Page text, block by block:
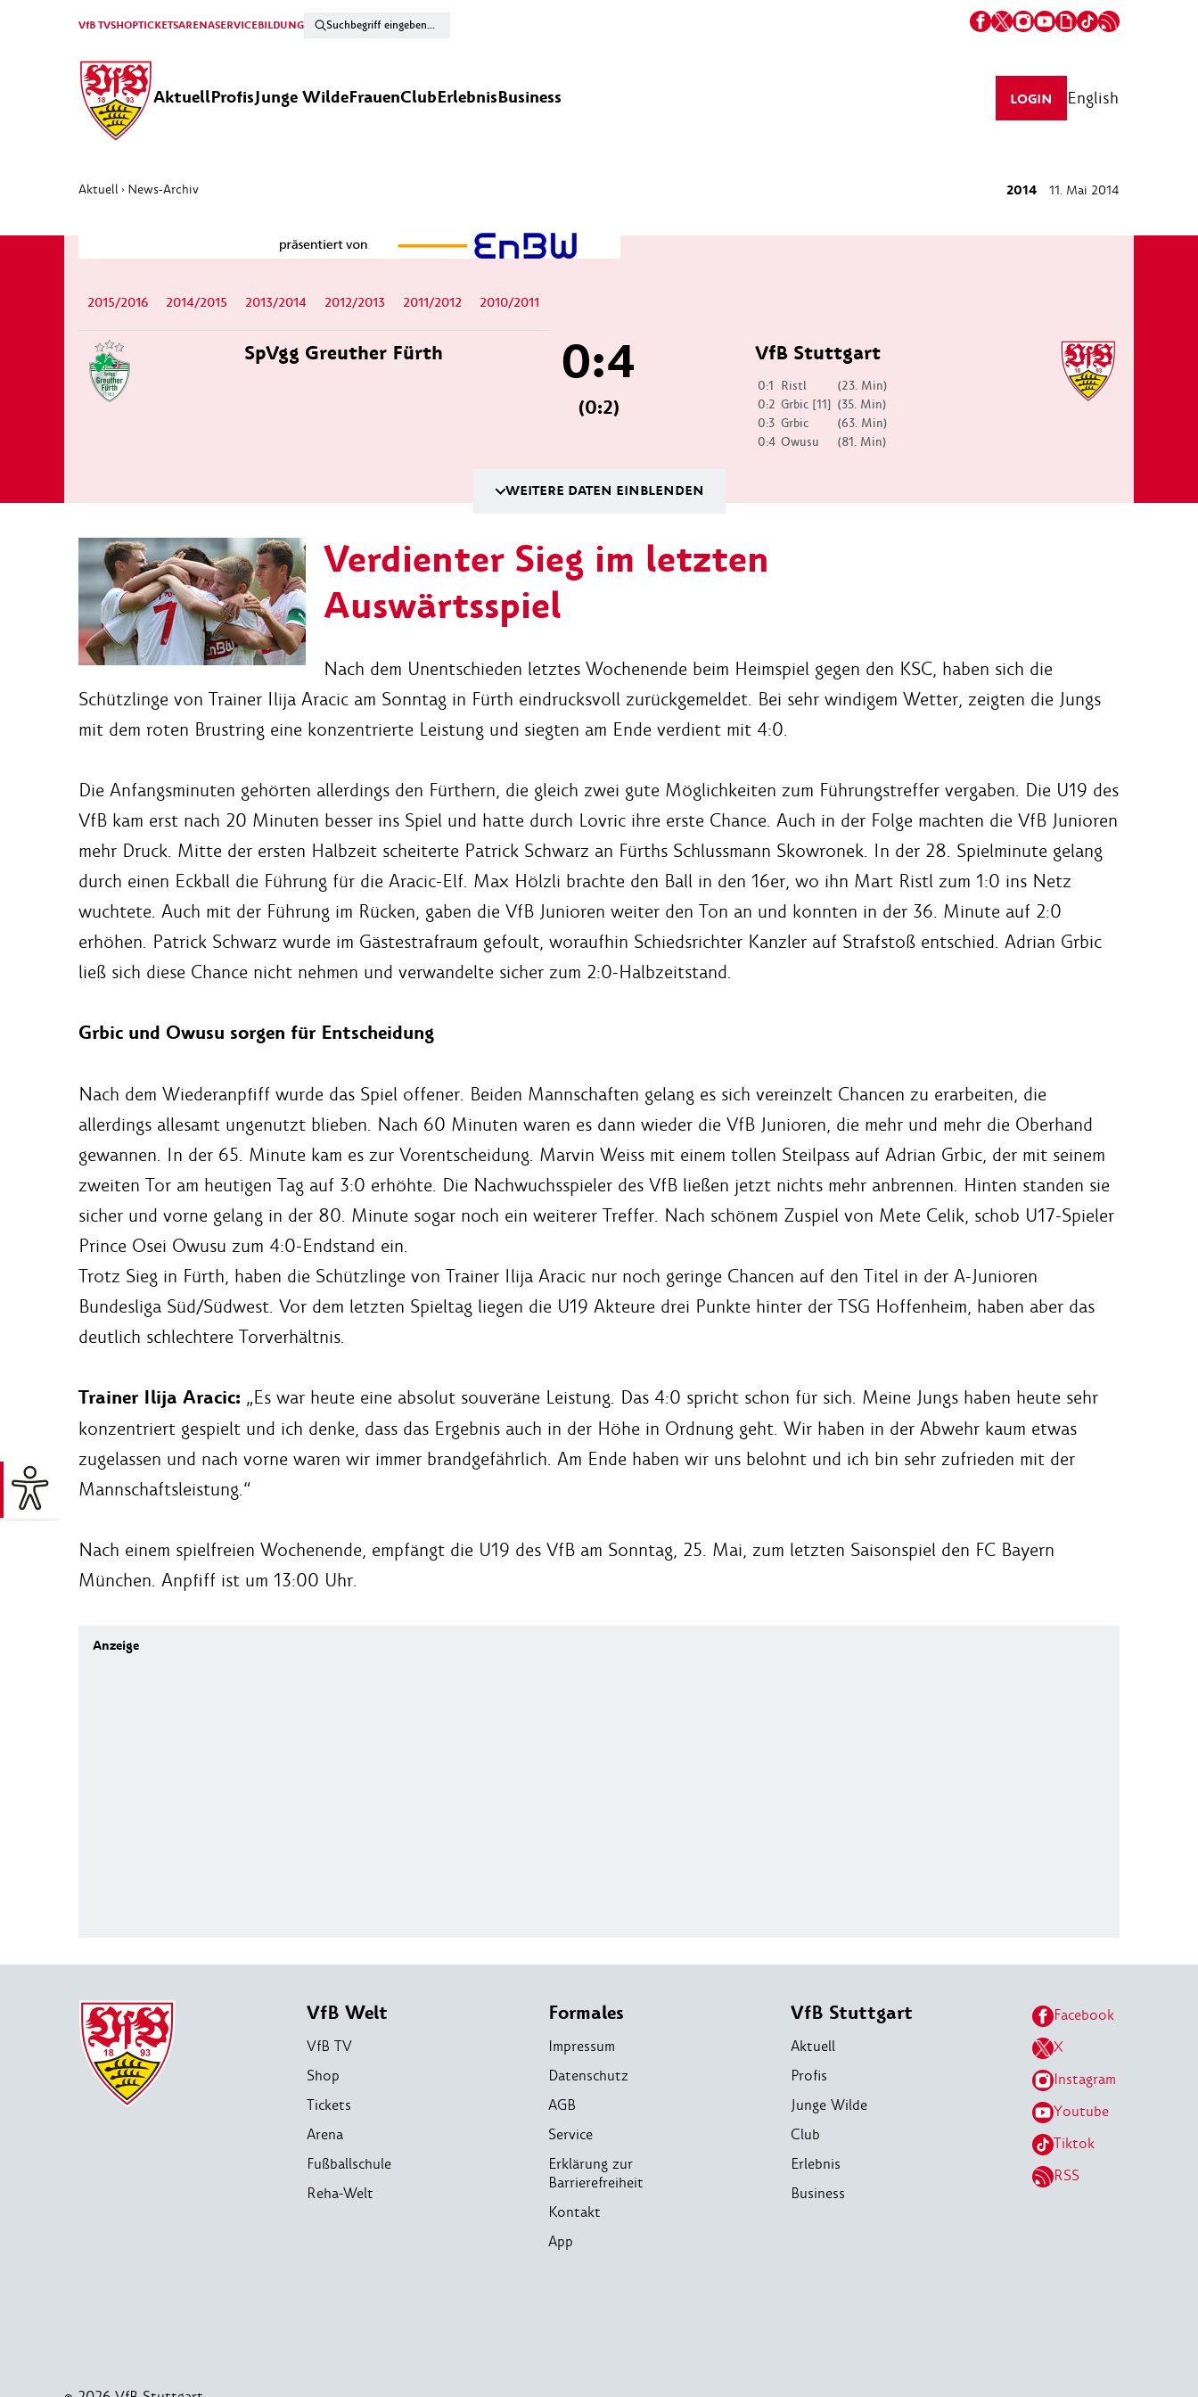
VfB TVSHOPTICKETSARENASERVICEBILDUNG
AktuellProfisJunge WildeFrauenClubErlebnisBusiness LOGIN English
Aktuell › News-Archiv 2014 11. Mai 2014
2015/2016 2014/2015 2013/2014 2012/2013 2011/2012 2010/2011
SpVgg Greuther Fürth VfB Stuttgart
0:1 Ristl
(23. Min)
0:2 Grbic [11] (35. Min)
0:3 Grbic
(63. Min)
0:4 Owusu (81. Min)
0:4
(0:2)
WEITERE DATEN EINBLENDEN
Verdienter Sieg im letzten
Auswärtsspiel
Nach dem Unentschieden letztes Wochenende beim Heimspiel gegen den KSC, haben sich die
Schützlinge von Trainer Ilija Aracic am Sonntag in Fürth eindrucksvoll zurückgemeldet. Bei sehr windigem Wetter, zeigten die Jungs
mit dem roten Brustring eine konzentrierte Leistung und siegten am Ende verdient mit 4:0.
Die Anfangsminuten gehörten allerdings den Fürthern, die gleich zwei gute Möglichkeiten zum Führungstreffer vergaben. Die U19 des
VfB kam erst nach 20 Minuten besser ins Spiel und hatte durch Lovric ihre erste Chance. Auch in der Folge machten die VfB Junioren
mehr Druck. Mitte der ersten Halbzeit scheiterte Patrick Schwarz an Fürths Schlussmann Skowronek. In der 28. Spielminute gelang
durch einen Eckball die Führung für die Aracic-Elf. Max Hölzli brachte den Ball in den 16er, wo ihn Mart Ristl zum 1:0 ins Netz
wuchtete. Auch mit der Führung im Rücken, gaben die VfB Junioren weiter den Ton an und konnten in der 36. Minute auf 2:0
erhöhen. Patrick Schwarz wurde im Gästestrafraum gefoult, woraufhin Schiedsrichter Kanzler auf Strafstoß entschied. Adrian Grbic
ließ sich diese Chance nicht nehmen und verwandelte sicher zum 2:0-Halbzeitstand.
Grbic und Owusu sorgen für Entscheidung
Nach dem Wiederanpfiff wurde das Spiel offener. Beiden Mannschaften gelang es sich vereinzelt Chancen zu erarbeiten, die
allerdings allesamt ungenutzt blieben. Nach 60 Minuten waren es dann wieder die VfB Junioren, die mehr und mehr die Oberhand
gewannen. In der 65. Minute kam es zur Vorentscheidung. Marvin Weiss mit einem tollen Steilpass auf Adrian Grbic, der mit seinem
zweiten Tor am heutigen Tag auf 3:0 erhöhte. Die Nachwuchsspieler des VfB ließen jetzt nichts mehr anbrennen. Hinten standen sie
sicher und vorne gelang in der 80. Minute sogar noch ein weiterer Treffer. Nach schönem Zuspiel von Mete Celik, schob U17-Spieler
Prince Osei Owusu zum 4:0-Endstand ein.
Trotz Sieg in Fürth, haben die Schützlinge von Trainer Ilija Aracic nur noch geringe Chancen auf den Titel in der A-Junioren
Bundesliga Süd/Südwest. Vor dem letzten Spieltag liegen die U19 Akteure drei Punkte hinter der TSG Hoffenheim, haben aber das
deutlich schlechtere Torverhältnis.
Trainer Ilija Aracic: „Es war heute eine absolut souveräne Leistung. Das 4:0 spricht schon für sich. Meine Jungs haben heute sehr
konzentriert gespielt und ich denke, dass das Ergebnis auch in der Höhe in Ordnung geht. Wir haben in der Abwehr kaum etwas
zugelassen und nach vorne waren wir immer brandgefährlich. Am Ende haben wir uns belohnt und ich bin sehr zufrieden mit der
Mannschaftsleistung.“
Nach einem spielfreien Wochenende, empfängt die U19 des VfB am Sonntag, 25. Mai, zum letzten Saisonspiel den FC Bayern
München. Anpfiff ist um 13:00 Uhr.
VfB Welt
VfB TV
Shop
Tickets
Arena
Fußballschule
Reha-Welt
Formales
Impressum
Datenschutz
AGB
Service
Erklärung zur
Barrierefreiheit
Kontakt
App
VfB Stuttgart
Aktuell
Profis
Junge Wilde
Club
Erlebnis
Business
Facebook
X
Instagram
Youtube
Tiktok
RSS